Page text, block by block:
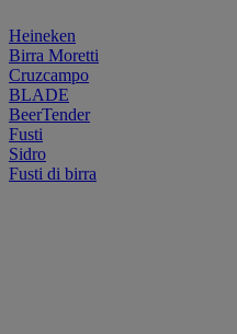
Heineken
Birra Moretti
Cruzcampo
BLADE
BeerTender
Fusti
Sidro
Fusti di birra